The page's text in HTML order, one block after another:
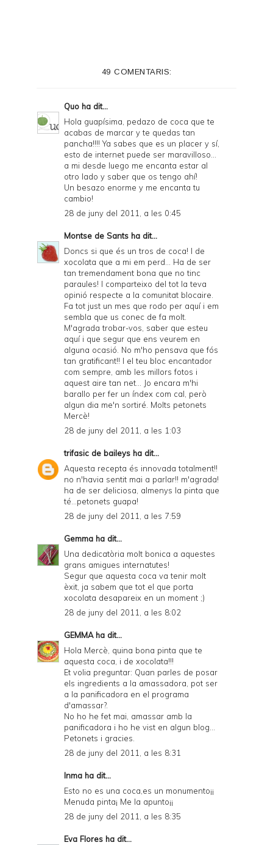
i
e
n
d
n
d
P
D
F
49 COMENTARIS:
Quo ha dit...
Hola guapísima, pedazo de coca que te
acabas de marcar y te quedas tan
pancha!!!! Ya sabes que es un placer y sí,
esto de internet puede ser maravilloso...
a mi desde luego me encanta estar al
otro lado y saber que os tengo ahí!
Un besazo enorme y me encanta tu
cambio!
28 de juny del 2011, a les 0:45
Montse de Sants ha dit...
Doncs si que és un tros de coca! I de
xocolata que a mi em perd... Ha de ser
tan tremendament bona que no tinc
paraules! I comparteixo del tot la teva
opinió respecte a la comunitat blocaire.
Fa tot just un mes que rodo per aquí i em
sembla que us conec de fa molt.
M'agrada trobar-vos, saber que esteu
aquí i que segur que ens veurem en
alguna ocasió. No m'ho pensava que fós
tan gratificant!! I el teu bloc encantador
com sempre, amb les millors fotos i
aquest aire tan net... Jo encara m'hi
barallo per fer un índex com cal, però
algun dia me'n sortiré. Molts petonets
Mercè!
28 de juny del 2011, a les 1:03
trifasic de baileys ha dit...
Aquesta recepta és innovada totalment!!
no n'havia sentit mai a parlar!! m'agrada!
ha de ser deliciosa, almenys la pinta que
té...petonets guapa!
28 de juny del 2011, a les 7:59
Gemma ha dit...
Una dedicatòria molt bonica a aquestes
grans amigues internatutes!
Segur que aquesta coca va tenir molt
èxit, ja sabem que tot el que porta
xocolata desapareix en un moment ;)
28 de juny del 2011, a les 8:02
GEMMAha dit...
Hola Mercè, quina bona pinta que te
aquesta coca, i de xocolata!!!
Et volia preguntar: Quan parles de posar
els ingredients a la amassadora, pot ser
a la panificadora en el programa
d'amassar?.
No ho he fet mai, amassar amb la
panificadora i ho he vist en algun blog...
Petonets i gracies.
28 de juny del 2011, a les 8:31
Inma ha dit...
Esto no es una coca,es un monumento¡¡
Menuda pinta¡ Me la apunto¡¡
28 de juny del 2011, a les 8:35
Eva Flores ha dit...